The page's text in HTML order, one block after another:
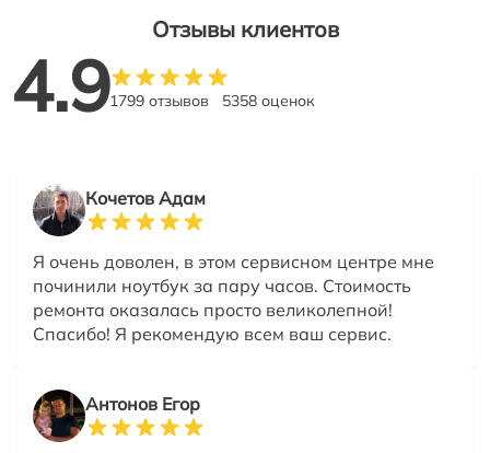
Отзывы клиентов
4.91799 отзывов 5358 оценок
Кочетов Адам
Я очень доволен, в этом сервисном центре мне
починили ноутбук за пару часов. Стоимость
ремонта оказалась просто великолепной!
Спасибо! Я рекомендую всем ваш сервис.
Антонов Егор